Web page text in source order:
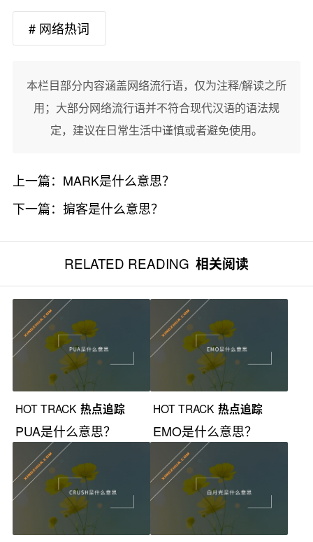
# 网络热词
本栏目部分内容涵盖网络流行语，仅为注释/解读之所
用；大部分网络流行语并不符合现代汉语的语法规
定，建议在日常生活中谨慎或者避免使用。
上一篇： MARK是什么意思？
下一篇： 掮客是什么意思？
RELATED READING 相关阅读
HOT TRACK 热点追踪
PUA是什么意思？
HOT TRACK 热点追踪
EMO是什么意思？